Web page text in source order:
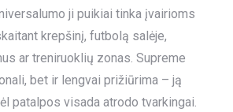
ji puikiai tinka įvairioms
krepšinį, futbolą salėje,
ar treniruoklių zonas. Supreme
bet ir lengvai prižiūrima – ją
patalpos visada atrodo tvarkingai.